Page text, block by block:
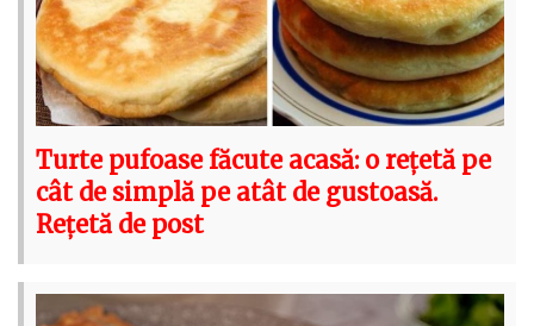
Turte pufoase făcute acasă: o rețetă pe
cât de simplă pe atât de gustoasă.
Rețetă de post